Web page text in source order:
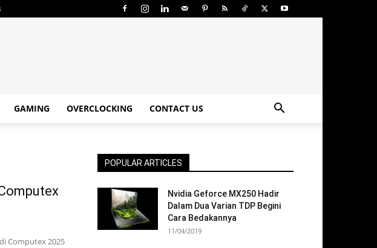
GAMING OVERCLOCKING CONTACT US
Computex 2025
POPULAR ARTICLES
Nvidia Geforce MX250 Hadir
Dalam Dua Varian TDP Begini
Cara Bedakannya
11/04/2019